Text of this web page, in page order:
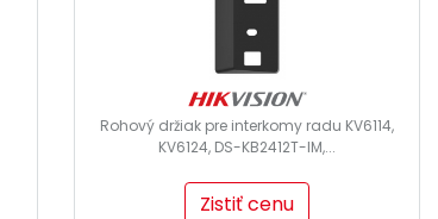
Rohový držiak pre interkomy radu KV6114,
KV6124, DS-KB2412T-IM,...
Zistiť cenu